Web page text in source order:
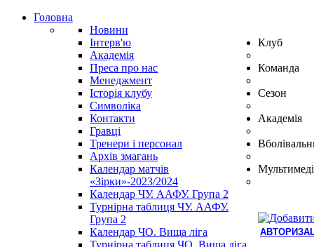
Головна
Новини
Інтерв'ю
Академія
Преса про нас
Клуб
Менеджмент
Історія клубу
Символіка
Контакти
Команда
Гравці
Тренери і персонал
Архів змагань
Сезон
Календар матчів
«Зірки»-2023/2024
Календар ЧУ. ААФУ. Група 2
Турнірна таблиця ЧУ. ААФУ.
Група 2
Календар ЧО. Вища ліга
Турнірна таблиця ЧО. Вища ліга
Академія